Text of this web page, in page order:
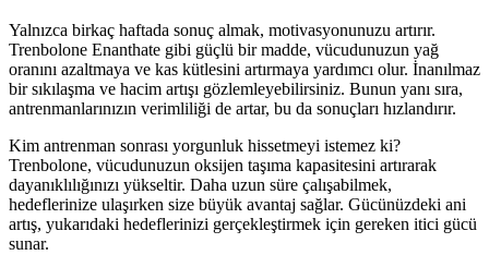
Yalnızca birkaç haftada sonuç almak, motivasyonunuzu artırır.
Trenbolone Enanthate gibi güçlü bir madde, vücudunuzun yağ
oranını azaltmaya ve kas kütlesini artırmaya yardımcı olur. İnanılmaz
bir sıkılaşma ve hacim artışı gözlemleyebilirsiniz. Bunun yanı sıra,
antrenmanlarınızın verimliliği de artar, bu da sonuçları hızlandırır.
Kim antrenman sonrası yorgunluk hissetmeyi istemez ki?
Trenbolone, vücudunuzun oksijen taşıma kapasitesini artırarak
dayanıklılığınızı yükseltir. Daha uzun süre çalışabilmek,
hedeflerinize ulaşırken size büyük avantaj sağlar. Gücünüzdeki ani
artış, yukarıdaki hedeflerinizi gerçekleştirmek için gereken itici gücü
sunar.